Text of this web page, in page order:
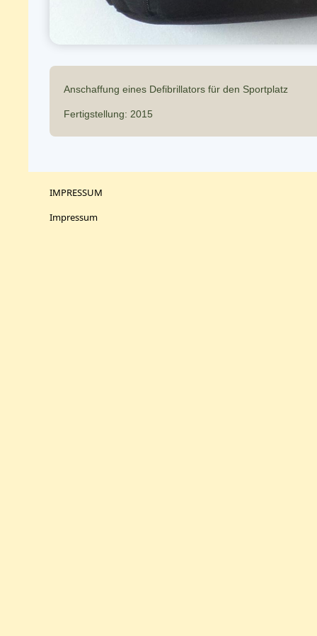
Anschaffung eines Defibrillators für den Sportplatz
Fertigstellung: 2015
IMPRESSUM
Impressum